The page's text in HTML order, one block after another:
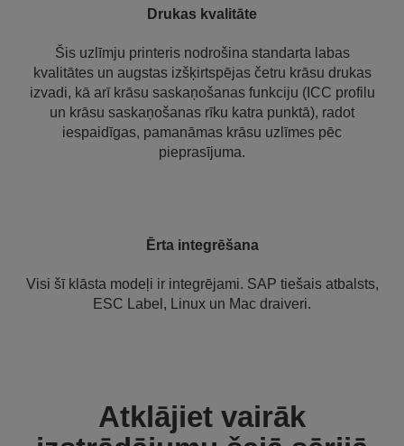
Drukas kvalitāte
Šis uzlīmju printeris nodrošina standarta labas
kvalitātes un augstas izšķirtspējas četru krāsu drukas
izvadi, kā arī krāsu saskaņošanas funkciju (ICC profilu
un krāsu saskaņošanas rīku katra punktā), radot
iespaidīgas, pamanāmas krāsu uzlīmes pēc
pieprasījuma.
Ērta integrēšana
Visi šī klāsta modeļi ir integrējami. SAP tiešais atbalsts,
ESC Label, Linux un Mac draiveri.
Atklājiet vairāk